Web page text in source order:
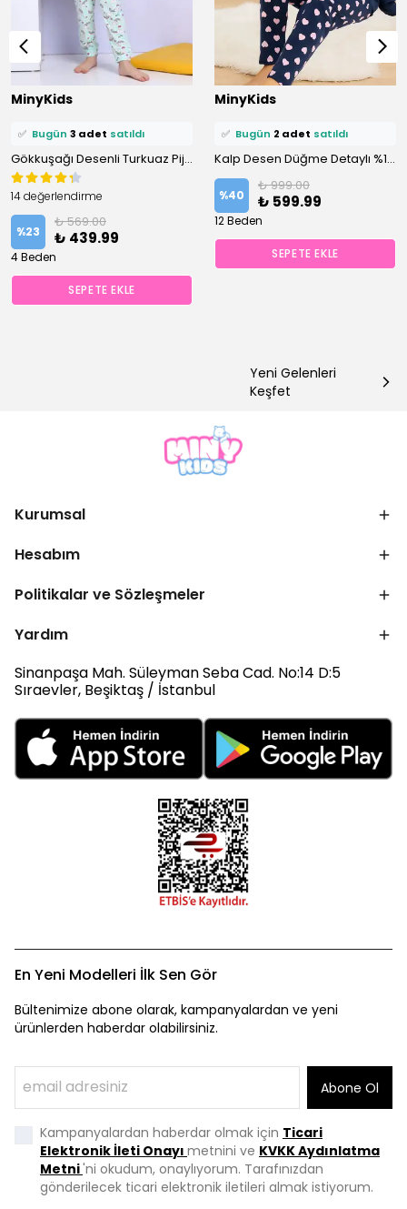
MinyKids
Bu ürünü11 kişi
favoriledi!
7 kişi
✅ Bugün 3 adet satıldı
Gökkuşağı Desenli Turkuaz Pijama Takımı
14 değerlendirme
%23
₺ 569.00
₺ 439.99
4 Beden
SEPETE EKLE
MinyKids
⭐️ Bu ürünü10 kişifavoriledi!
7 kişi
✅ Bugün 2 adet satıldı
Kalp Desen Düğme Detaylı %100 Pamuk Lacivert Kız Çocuk Pijama Takım
%40
₺ 999.00
₺ 599.99
12 Beden
SEPETE EKLE
Yeni Gelenleri
Keşfet
Kurumsal
Hesabım
Politikalar ve Sözleşmeler
Yardım
Sinanpaşa Mah. Süleyman Seba Cad. No:14 D:5
Sıraevler, Beşiktaş / İstanbul
En Yeni Modelleri İlk Sen Gör
Bültenimize abone olarak, kampanyalardan ve yeni
ürünlerden haberdar olabilirsiniz.
Abone Ol
Kampanyalardan haberdar olmak için Ticari
Elektronik İleti Onayı metnini ve KVKK Aydınlatma
Metni'ni okudum, onaylıyorum. Tarafınızdan
gönderilecek ticari elektronik iletileri almak istiyorum.